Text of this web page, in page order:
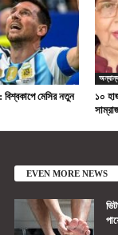
মেসির নতুন
অন্যান্য
১০
EVEN MORE NEWS